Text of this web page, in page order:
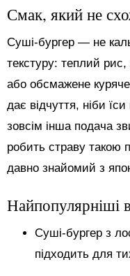
Смак, який не
Суші-бургер — не
текстуру: теплий
або обсмажене
дає відчуття, ніби
зовсім інша подача
робить страву такою
давно знайомий з
Найпопулярніші
Суші-бургер з
підходить для